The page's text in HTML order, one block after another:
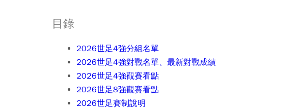
目錄
2026世足4強分組名單
2026世足4強對戰名單、最新對戰成績
2026世足4強觀賽看點
2026世足8強觀賽看點
2026世足賽制說明